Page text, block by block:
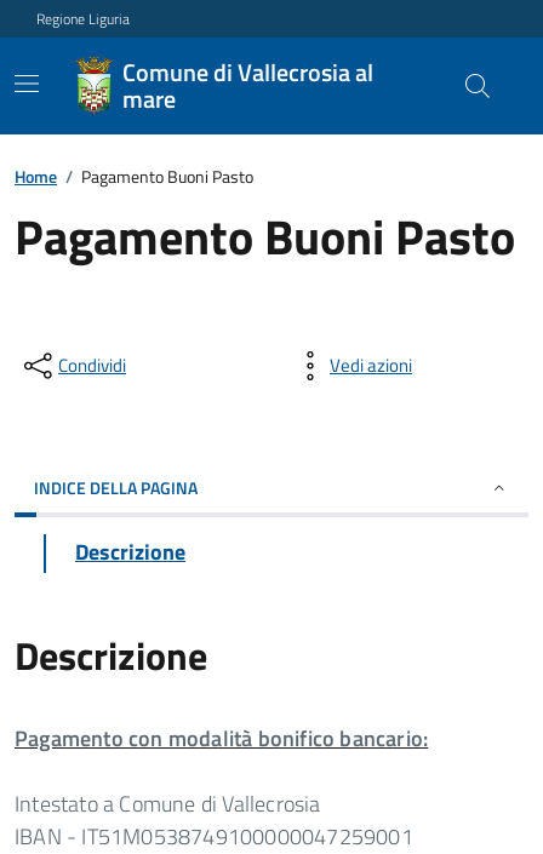
Regione Liguria
Comune di Vallecrosia al
mare
Home / Pagamento Buoni Pasto
Pagamento Buoni Pasto
Condividi Vedi azioni
INDICE DELLA PAGINA
Descrizione
Descrizione
Pagamento con modalità bonifico bancario:
Intestato a Comune di Vallecrosia
IBAN - IT51M0538749100000047259001